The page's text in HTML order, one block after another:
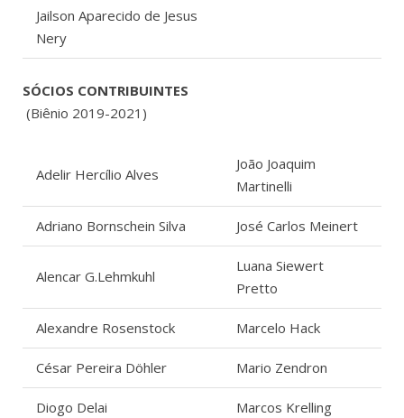
Jailson Aparecido de Jesus
Nery
SÓCIOS CONTRIBUINTES
(Biênio 2019-2021)
Adelir Hercílio Alves
João Joaquim
Martinelli
Adriano Bornschein Silva José Carlos Meinert
Alencar G.Lehmkuhl
Luana Siewert
Pretto
Alexandre Rosenstock Marcelo Hack
César Pereira Döhler Mario Zendron
Diogo Delai Marcos Krelling